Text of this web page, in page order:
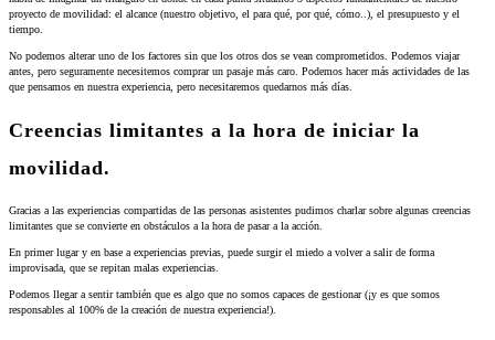
proyecto de movilidad: el alcance (nuestro objetivo, el para qué, por qué, cómo..), el presupuesto y el
tiempo.
No podemos alterar uno de los factores sin que los otros dos se vean comprometidos. Podemos viajar
antes, pero seguramente necesitemos comprar un pasaje más caro. Podemos hacer más actividades de las
que pensamos en nuestra experiencia, pero necesitaremos quedarnos más días.
Creencias limitantes a la hora de iniciar la
movilidad.
Gracias a las experiencias compartidas de las personas asistentes pudimos charlar sobre algunas creencias
limitantes que se convierte en obstáculos a la hora de pasar a la acción.
En primer lugar y en base a experiencias previas, puede surgir el miedo a volver a salir de forma
improvisada, que se repitan malas experiencias.
Podemos llegar a sentir también que es algo que no somos capaces de gestionar (¡y es que somos
responsables al 100% de la creación de nuestra experiencia!).